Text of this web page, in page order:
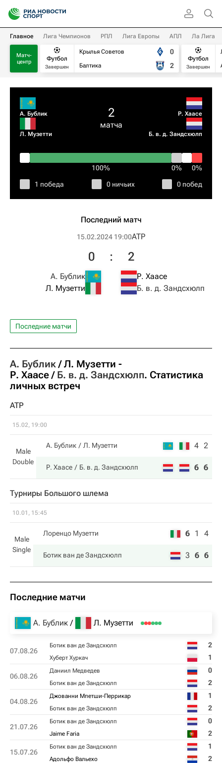
Главное Лига Чемпионов РПЛ Лига Европы АПЛ Ла Лига
Матч-
центр
Футбол
Завершен
Крылья Советов
Балтика
0
2
Футбол
Завершен
А. Бублик
Л. Музетти
2
матча
Р. Хаасе
Б. в. д. Зандсхюлп
100% 0% 0%
1 победа 0 ничьих 0 побед
Последний матч
15.02.2024 19:00ATP
А. Бублик
Л. Музетти
0 : 2
Р. Хаасе
Б. в. д. Зандсхюлп
Последние матчи
А. Бублик Л. Музетти -
Р. Хаасе
Б. в. д. Зандсхюлп. Статистика
личных встреч
ATP
15.02, 19:00
Male
Double
А. Бублик Л. Музетти 4 2
Р. Хаасе Б. в. д. Зандсхюлп 6 6
Турниры Большого шлема
10.01, 15:45
Male
Single
Лоренцо Музетти 6 1 4
Ботик ван де Зандсхюлп 3 6 6
Последние матчи
А. Бублик Л. Музетти
07.08.26
Ботик ван де Зандсхюлп 2
Хуберт Хуркач 1
06.08.26
Даниил Медведев 0
Ботик ван де Зандсхюлп 2
04.08.26
Джованни Мпетши-Перрикар 1
Ботик ван де Зандсхюлп 2
21.07.26
Ботик ван де Зандсхюлп 0
Jaime Faria 2
15.07.26
Ботик ван де Зандсхюлп 1
Адольфо Вальехо 2